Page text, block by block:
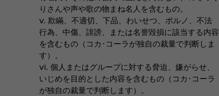
りさんや声や歌の物まね名人を含むもの。
v. 欺瞞、不適切、下品、わいせつ、ポルノ、不法
行為、中傷、誹謗、または名誉毀損に該当する内容
を含むもの（コカ･コーラが独自の裁量で判断しま
す）。
vi. 個人またはグループに対する脅迫、嫌がらせ、
いじめを目的とした内容を含むもの（コカ･コーラ
が独自の裁量で判断します）。